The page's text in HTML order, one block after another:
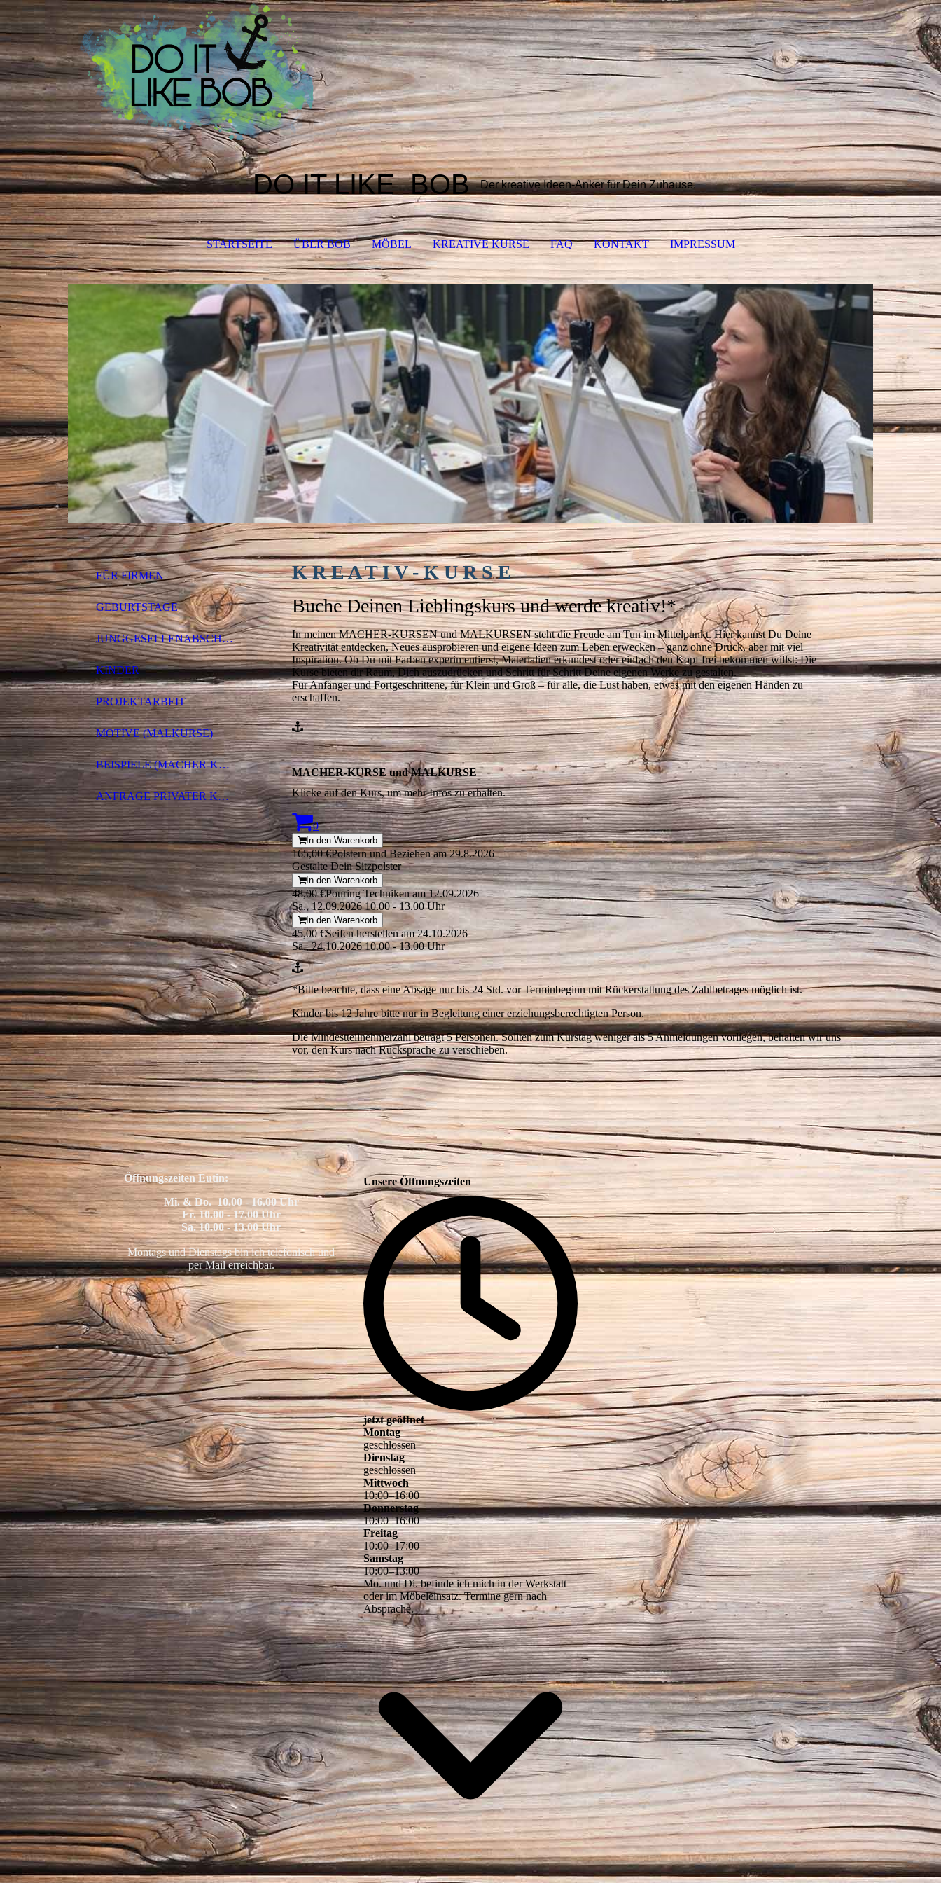
DO IT LIKE BOB Der kreative Ideen-Anker für Dein Zuhause.
STARTSEITE ÜBER BOB MÖBEL KREATIVE KURSE FAQ KONTAKT IMPRESSUM
FÜR FIRMEN
GEBURTSTAGE
JUNGGESELLENABSCHIEDE
KINDER
PROJEKTARBEIT
MOTIVE (MALKURSE)
BEISPIELE (MACHER-KURSE)
ANFRAGE PRIVATER KURS
K R E A T I V - K U R S E
Buche Deinen Lieblingskurs und werde kreativ!*
In meinen MACHER-KURSEN und MALKURSEN steht die Freude am Tun im Mittelpunkt. Hier kannst Du Deine
Kreativität entdecken, Neues ausprobieren und eigene Ideen zum Leben erwecken – ganz ohne Druck, aber mit viel
Inspiration. Ob Du mit Farben experimentierst, Materialien erkundest oder einfach den Kopf frei bekommen willst: Die
Kurse bieten dir Raum, Dich auszudrücken und Schritt für Schritt Deine eigenen Werke zu gestalten.
Für Anfänger und Fortgeschrittene, für Klein und Groß – für alle, die Lust haben, etwas mit den eigenen Händen zu
erschaffen.
MACHER-KURSE und MALKURSE
Klicke auf den Kurs, um mehr Infos zu erhalten.
0
In den Warenkorb
165,00 €Polstern und Beziehen am 29.8.2026
Gestalte Dein Sitzpolster
In den Warenkorb
48,00 €Pouring Techniken am 12.09.2026
Sa., 12.09.2026 10.00 - 13.00 Uhr
In den Warenkorb
45,00 €Seifen herstellen am 24.10.2026
Sa., 24.10.2026 10.00 - 13.00 Uhr
*Bitte beachte, dass eine Absage nur bis 24 Std. vor Terminbeginn mit Rückerstattung des Zahlbetrages möglich ist.
Kinder bis 12 Jahre bitte nur in Begleitung einer erziehungsberechtigten Person.
Die Mindestteilnehmerzahl beträgt 5 Personen. Sollten zum Kurstag weniger als 5 Anmeldungen vorliegen, behalten wir uns
vor, den Kurs nach Rücksprache zu verschieben.
Öffnungszeiten Eutin:
Mi. & Do. 10.00 - 16.00 Uhr
Fr. 10.00 - 17.00 Uhr
Sa. 10.00 - 13.00 Uhr
Montags und Dienstags bin ich telefonisch und
per Mail erreichbar.
Unsere Öffnungszeiten
jetzt geöffnet
Montag
geschlossen
Dienstag
geschlossen
Mittwoch
10:00–16:00
Donnerstag
10:00–16:00
Freitag
10:00–17:00
Samstag
10:00–13:00
Mo. und Di. befinde ich mich in der Werkstatt
oder im Möbeleinsatz. Termine gern nach
Absprache.